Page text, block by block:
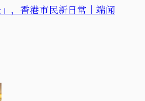
」，香港市民新日常｜端闻